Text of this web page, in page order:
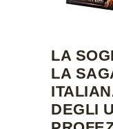
LA
LA
DEGLI